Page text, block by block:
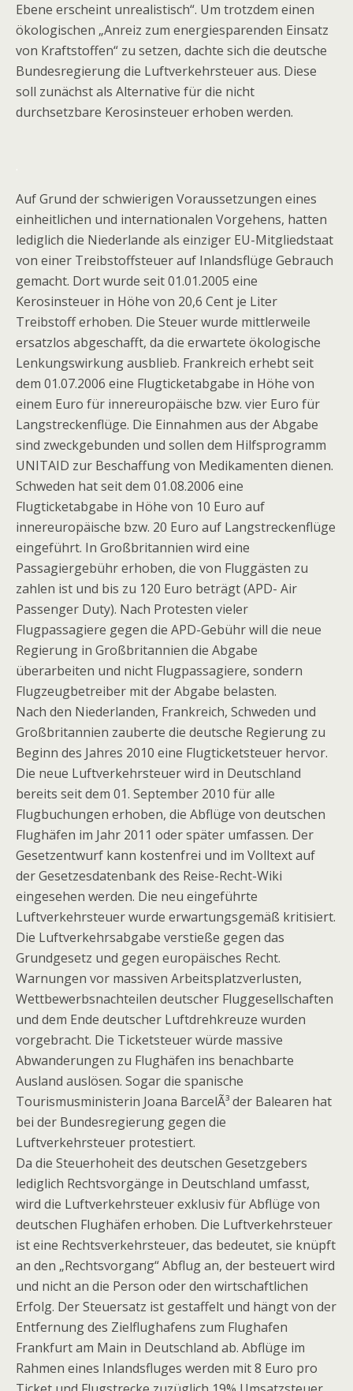
Ebene erscheint unrealistisch“. Um trotzdem einen
ökologischen „Anreiz zum energiesparenden Einsatz
von Kraftstoffen“ zu setzen, dachte sich die deutsche
Bundesregierung die Luftverkehrsteuer aus. Diese
soll zunächst als Alternative für die nicht
durchsetzbare Kerosinsteuer erhoben werden.
Auf Grund der schwierigen Voraussetzungen eines
einheitlichen und internationalen Vorgehens, hatten
lediglich die Niederlande als einziger EU-Mitgliedstaat
von einer Treibstoffsteuer auf Inlandsflüge Gebrauch
gemacht. Dort wurde seit 01.01.2005 eine
Kerosinsteuer in Höhe von 20,6 Cent je Liter
Treibstoff erhoben. Die Steuer wurde mittlerweile
ersatzlos abgeschafft, da die erwartete ökologische
Lenkungswirkung ausblieb. Frankreich erhebt seit
dem 01.07.2006 eine Flugticketabgabe in Höhe von
einem Euro für innereuropäische bzw. vier Euro für
Langstreckenflüge. Die Einnahmen aus der Abgabe
sind zweckgebunden und sollen dem Hilfsprogramm
UNITAID zur Beschaffung von Medikamenten dienen.
Schweden hat seit dem 01.08.2006 eine
Flugticketabgabe in Höhe von 10 Euro auf
innereuropäische bzw. 20 Euro auf Langstreckenflüge
eingeführt. In Großbritannien wird eine
Passagiergebühr erhoben, die von Fluggästen zu
zahlen ist und bis zu 120 Euro beträgt (APD- Air
Passenger Duty). Nach Protesten vieler
Flugpassagiere gegen die APD-Gebühr will die neue
Regierung in Großbritannien die Abgabe
überarbeiten und nicht Flugpassagiere, sondern
Flugzeugbetreiber mit der Abgabe belasten.
Nach den Niederlanden, Frankreich, Schweden und
Großbritannien zauberte die deutsche Regierung zu
Beginn des Jahres 2010 eine Flugticketsteuer hervor.
Die neue Luftverkehrsteuer wird in Deutschland
bereits seit dem 01. September 2010 für alle
Flugbuchungen erhoben, die Abflüge von deutschen
Flughäfen im Jahr 2011 oder später umfassen. Der
Gesetzentwurf kann kostenfrei und im Volltext auf
der Gesetzesdatenbank des Reise-Recht-Wiki
eingesehen werden. Die neu eingeführte
Luftverkehrsteuer wurde erwartungsgemäß kritisiert.
Die Luftverkehrsabgabe verstieße gegen das
Grundgesetz und gegen europäisches Recht.
Warnungen vor massiven Arbeitsplatzverlusten,
Wettbewerbsnachteilen deutscher Fluggesellschaften
und dem Ende deutscher Luftdrehkreuze wurden
vorgebracht. Die Ticketsteuer würde massive
Abwanderungen zu Flughäfen ins benachbarte
Ausland auslösen. Sogar die spanische
Tourismusministerin Joana BarcelÃ³ der Balearen hat
bei der Bundesregierung gegen die
Luftverkehrsteuer protestiert.
Da die Steuerhoheit des deutschen Gesetzgebers
lediglich Rechtsvorgänge in Deutschland umfasst,
wird die Luftverkehrsteuer exklusiv für Abflüge von
deutschen Flughäfen erhoben. Die Luftverkehrsteuer
ist eine Rechtsverkehrsteuer, das bedeutet, sie knüpft
an den „Rechtsvorgang“ Abflug an, der besteuert wird
und nicht an die Person oder den wirtschaftlichen
Erfolg. Der Steuersatz ist gestaffelt und hängt von der
Entfernung des Zielflughafens zum Flughafen
Frankfurt am Main in Deutschland ab. Abflüge im
Rahmen eines Inlandsfluges werden mit 8 Euro pro